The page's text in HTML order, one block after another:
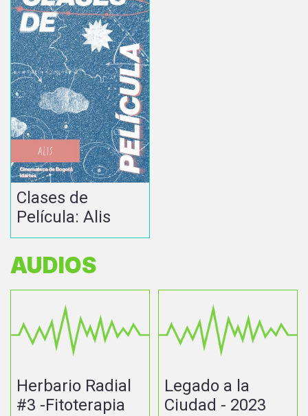
Clases de
Película: Alis
AUDIOS
Herbario Radial
#3 -Fitoterapia
Legado a la
Ciudad - 2023